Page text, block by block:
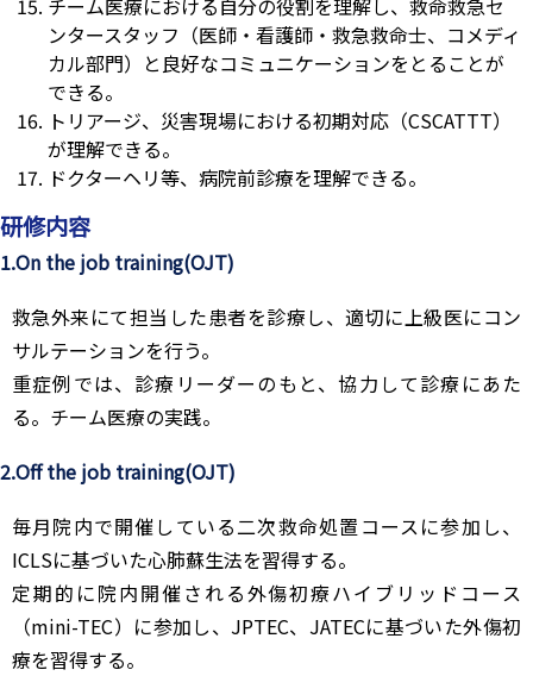
ンタースタッフ（医師・看護師・救急救命士、コメディ
カル部門）と良好なコミュニケーションをとることが
できる。
トリアージ、災害現場における初期対応（CSCATTT）
が理解できる。
ドクターヘリ等、病院前診療を理解できる。
研修内容
1.On the job training(OJT)
救急外来にて担当した患者を診療し、適切に上級医にコン
サルテーションを行う。
重症例では、診療リーダーのもと、協力して診療にあた
る。チーム医療の実践。
2.Off the job training(OJT)
毎月院内で開催している二次救命処置コースに参加し、
ICLSに基づいた心肺蘇生法を習得する。
定期的に院内開催される外傷初療ハイブリッドコース
（mini-TEC）に参加し、JPTEC、JATECに基づいた外傷初
療を習得する。